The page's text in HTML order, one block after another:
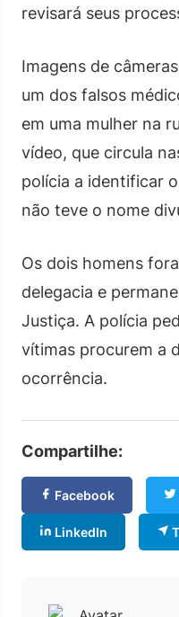
revisará seus
Imagens de
um dos falsos
em uma mulher na
vídeo, que circula
polícia a identificar
não teve o nome
Os dois homens
delegacia e
Justiça. A polícia
vítimas procurem a
ocorrência.
Compartilhe:
Facebook
LinkedIn